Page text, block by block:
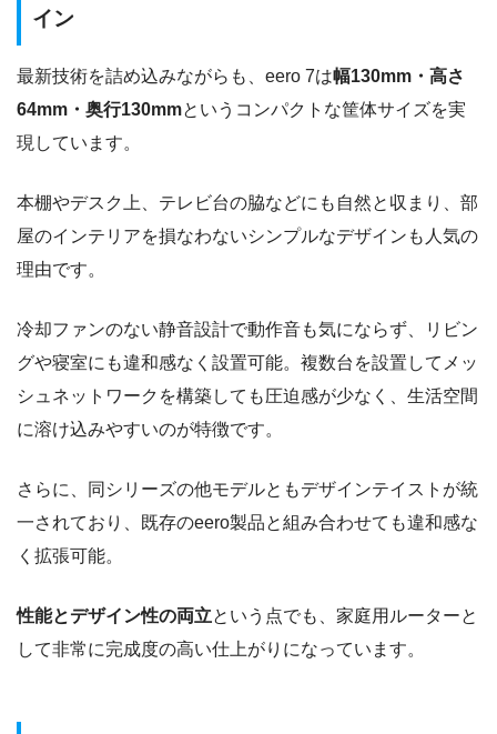
イン
最新技術を詰め込みながらも、eero 7は幅130mm・高さ
64mm・奥行130mmというコンパクトな筐体サイズを実
現しています。
本棚やデスク上、テレビ台の脇などにも自然と収まり、部
屋のインテリアを損なわないシンプルなデザインも人気の
理由です。
冷却ファンのない静音設計で動作音も気にならず、リビン
グや寝室にも違和感なく設置可能。複数台を設置してメッ
シュネットワークを構築しても圧迫感が少なく、生活空間
に溶け込みやすいのが特徴です。
さらに、同シリーズの他モデルともデザインテイストが統
一されており、既存のeero製品と組み合わせても違和感な
く拡張可能。
性能とデザイン性の両立という点でも、家庭用ルーターと
して非常に完成度の高い仕上がりになっています。